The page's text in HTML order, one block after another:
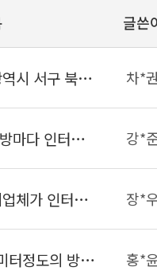
글쓴
주소: 22853 인천광역시 서구 북항로206번길 22, 위킵 허브센터 차*
구축 아파트 거실과 방마다 인터넷 사용가능하게 랜선 공사견적 요청합니다 강*
안녕하세요? 저희 기업체가 인터넷을 LG유플러스를 이용하고있는데 전체 랜선이 너무 많고 어떤선이 메인선인지 구분이 안갑니다. 깔끔하게 랜선을 정리했으면하여 문의드립니다. 장*
안녕하세요 45제곱미터정도의 방에 랜선정리를 하려고합니다. 현재 랜선은 서버실에서 천ㅌ장을 통해 들어와 있는 상태이며 정리해야할 랜선은 15개정도입니다. 선 길이조정 및 몰딩까지 비용이 대략 얼마정도 되는지 궁금합니다. 홍*